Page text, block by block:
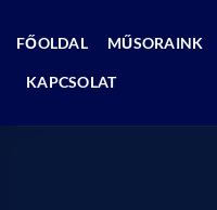
FŐOLDAL MŰSORAINK
KAPCSOLAT